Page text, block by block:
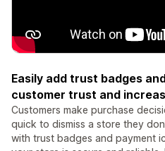
Easily add trust badges
customer trust and
Customers make purchase
quick to dismiss a store they
with trust badges and payment